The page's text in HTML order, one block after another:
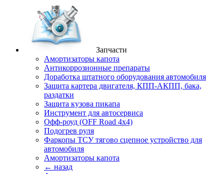
Запчасти
Амортизаторы капота
Антикоррозионные препараты
Доработка штатного оборудования автомобиля
Защита картера двигателя, КПП-АКПП, бака,
раздатки
Защита кузова пикапа
Инструмент для автосервиса
Офф-роуд (OFF Road 4x4)
Подогрев руля
Фаркопы ТСУ тягово сцепное устройство для
автомобиля
Амортизаторы капота
← назад